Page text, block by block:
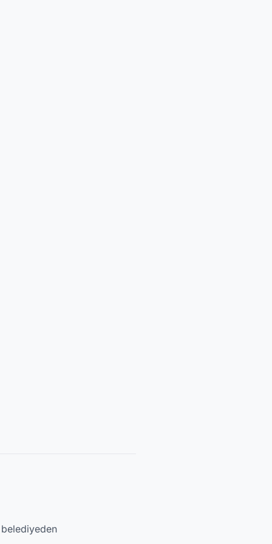
belediyeden